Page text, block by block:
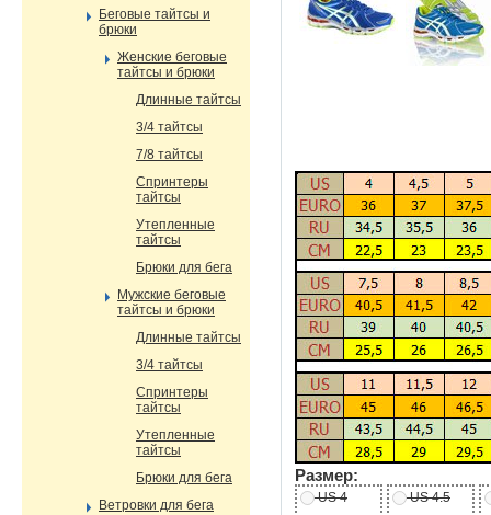
Размер:
US 4 US 4.5
Беговые тайтсы и
брюки
Женские беговые
тайтсы и брюки
Длинные тайтсы
3/4 тайтсы
7/8 тайтсы
Спринтеры
тайтсы
Утепленные
тайтсы
Брюки для бега
Мужские беговые
тайтсы и брюки
Длинные тайтсы
3/4 тайтсы
Спринтеры
тайтсы
Утепленные
тайтсы
Брюки для бега
Ветровки для бега